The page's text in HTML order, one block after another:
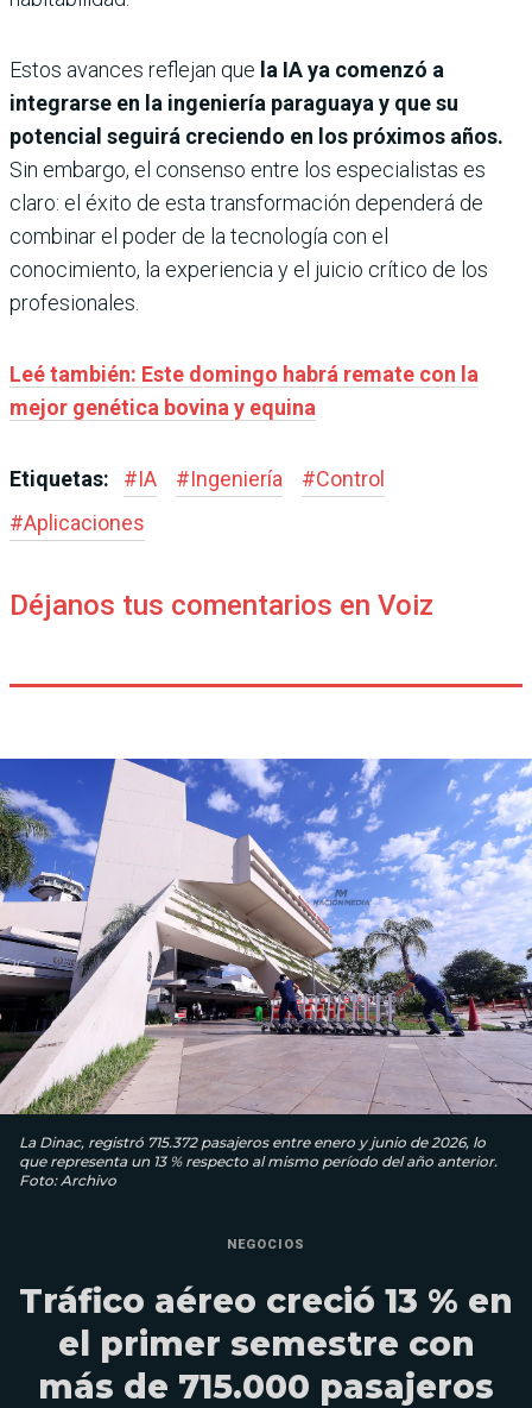
Estos avances reflejan que la IA ya comenzó a
integrarse en la ingeniería paraguaya y que su
potencial seguirá creciendo en los próximos años.
Sin embargo, el consenso entre los especialistas es
claro: el éxito de esta transformación dependerá de
combinar el poder de la tecnología con el
conocimiento, la experiencia y el juicio crítico de los
profesionales.
Leé también: Este domingo habrá remate con la
mejor genética bovina y equina
Etiquetas: #IA #Ingeniería #Control
#Aplicaciones
Déjanos tus comentarios en Voiz
La Dinac, registró 715.372 pasajeros entre enero y junio de 2026, lo
que representa un 13 % respecto al mismo período del año anterior.
Foto: Archivo
NEGOCIOS
Tráfico aéreo creció 13 % en
el primer semestre con
más de 715.000 pasajeros